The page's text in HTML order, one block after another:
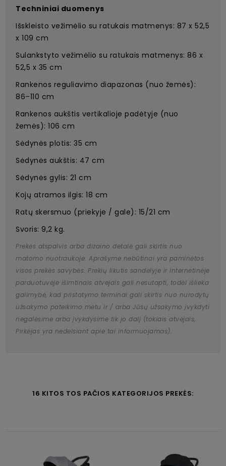
Techniniai duomenys
Išskleisto vežimėlio su ratukais matmenys: 87 x 52,5
x 109 cm
Sulankstyto vežimėlio su ratukais matmenys: 86 x
52,5 x 35 cm
Rankenos reguliavimo diapazonas (nuo žemės):
86–110 cm
Rankenos aukštis vertikalioje padėtyje (nuo
žemės): 106 cm
Sėdynės plotis: 35 cm
Sėdynės aukštis: 47 cm
Sėdynės gylis: 21 cm
Kojų atramos ilgis: 18 cm
Ratų skersmuo (priekyje / gale): 15/21 cm
Svoris: 9,2 kg.
Prekės atspalvis arba dizaino detalė gali skirtis nuo
matomo nuotraukoje. Aprašyme nebūtinai yra paminėtos
visos prekės savybės. Prekių likutis sandėlyje ir internetinėje
parduotuvėje išimtinais atvejais gali nesutapti, todėl išlieka
galimybė, kad pristatymo terminai gali skirtis nuo nurodytų
užsakymo pateikimo metu ir / arba Jūsų užsakymo įvykdyti
negalėsime arba įvykdysime tik jo dalį (tokiais atvejais,
Pirkėjas yra nedelsiant apie tai informuojamas).
16 KITOS TOS PAČIOS KATEGORIJOS PREKĖS: